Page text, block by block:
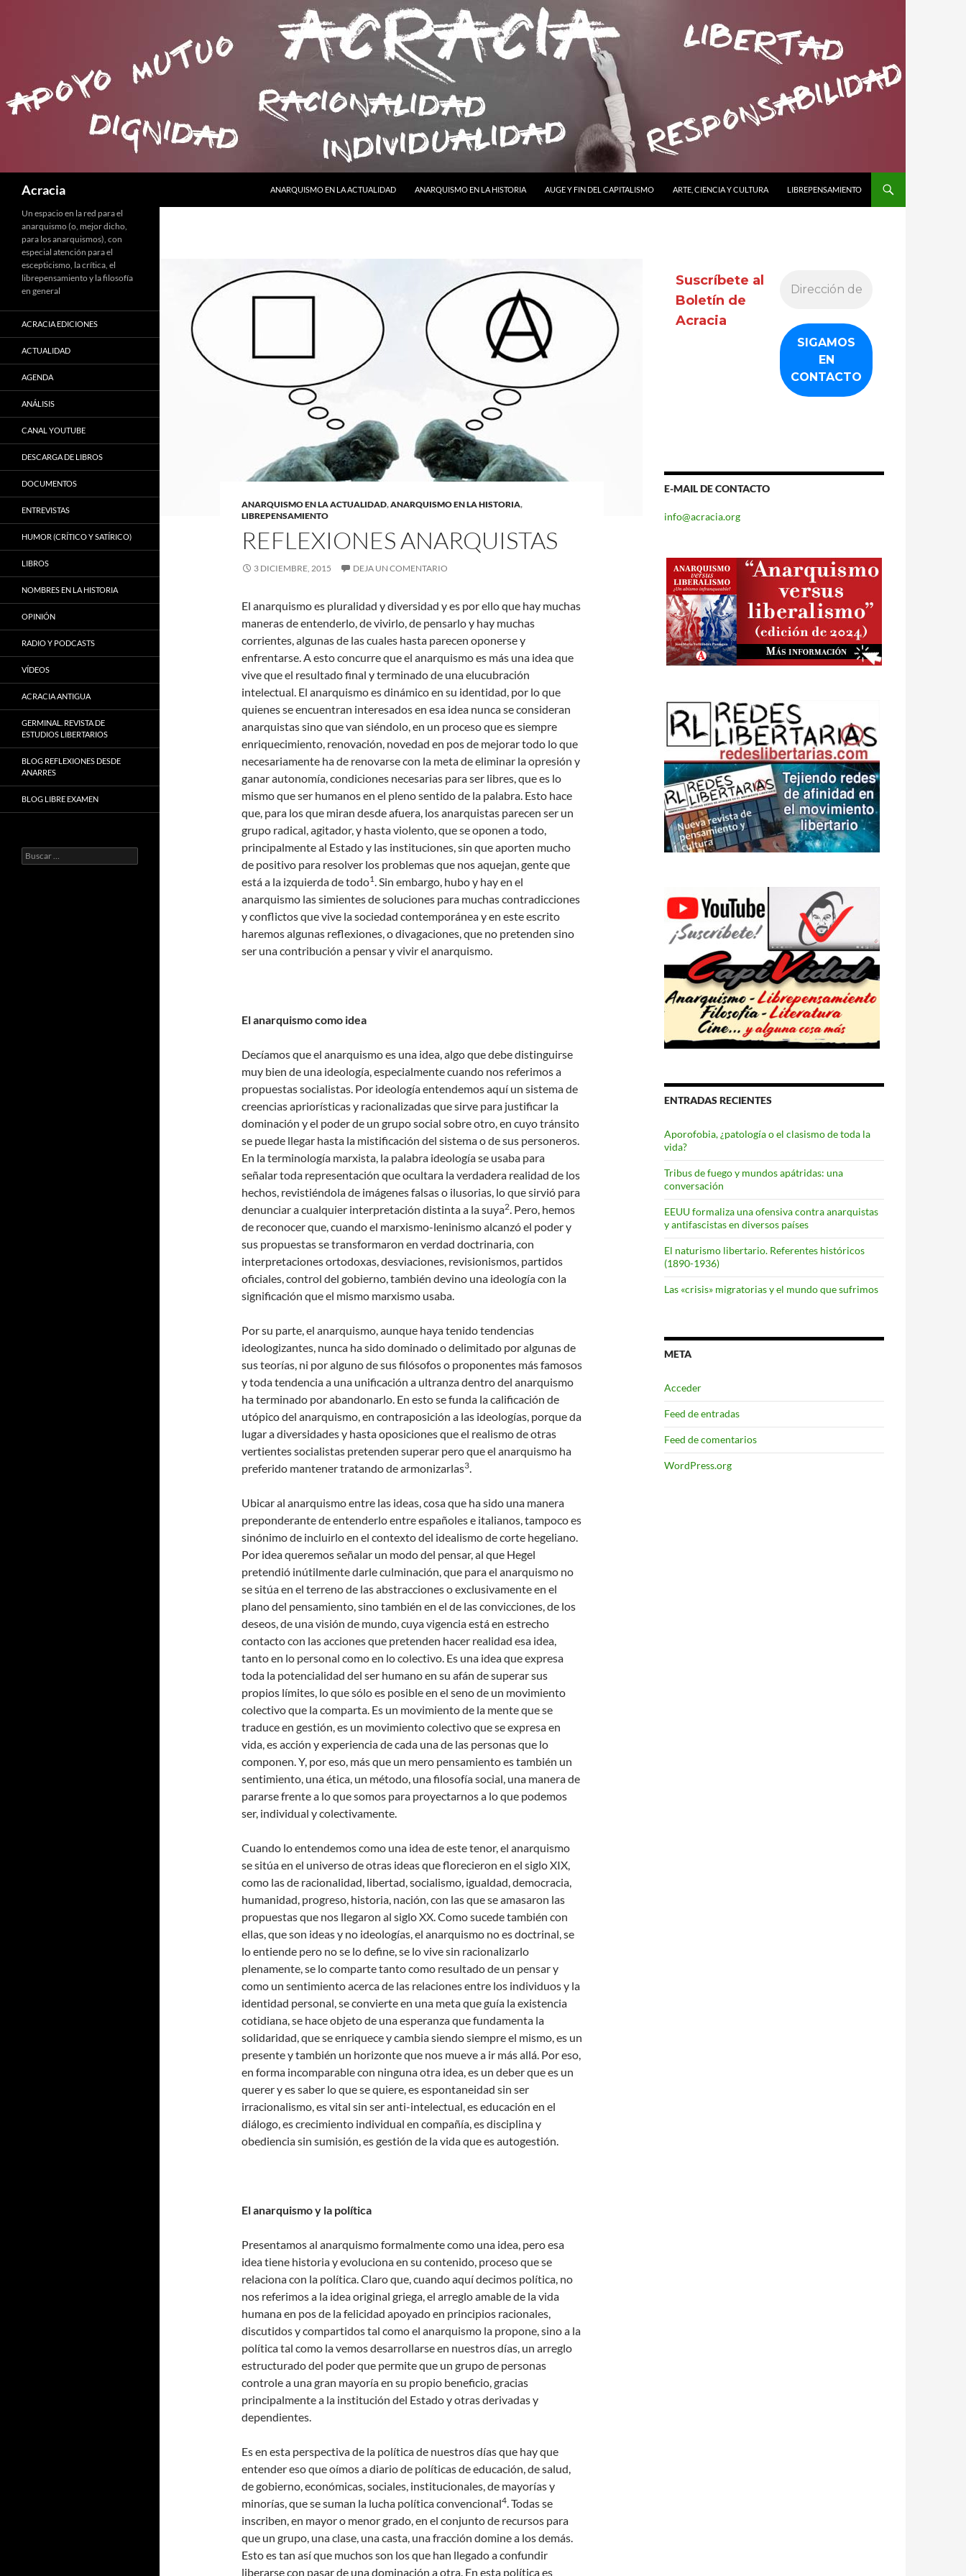
Acracia
ANARQUISMO EN LA ACTUALIDAD
ANARQUISMO EN LA HISTORIA AUGE Y FIN DEL CAPITALISMO ARTE, CIENCIA Y CULTURA LIBREPENSAMIENTO
ANARQUISMO EN LA ACTUALIDAD,ANARQUISMO EN LA HISTORIA,
LIBREPENSAMIENTO
REFLEXIONES ANARQUISTAS
3 DICIEMBRE, 2015 DEJA UN COMENTARIO
El anarquismo es pluralidad y diversidad y es por ello que hay muchas
maneras de entenderlo, de vivirlo, de pensarlo y hay muchas
corrientes, algunas de las cuales hasta parecen oponerse y
enfrentarse. A esto concurre que el anarquismo es más una idea que
vive que el resultado final y terminado de una elucubración
intelectual. El anarquismo es dinámico en su identidad, por lo que
quienes se encuentran interesados en esa idea nunca se consideran
anarquistas sino que van siéndolo, en un proceso que es siempre
enriquecimiento, renovación, novedad en pos de mejorar todo lo que
necesariamente ha de renovarse con la meta de eliminar la opresión y
ganar autonomía, condiciones necesarias para ser libres, que es lo
mismo que ser humanos en el pleno sentido de la palabra. Esto hace
que, para los que miran desde afuera, los anarquistas parecen ser un
grupo radical, agitador, y hasta violento, que se oponen a todo,
principalmente al Estado y las instituciones, sin que aporten mucho
de positivo para resolver los problemas que nos aquejan, gente que
está a la izquierda de todo1. Sin embargo, hubo y hay en el
anarquismo las simientes de soluciones para muchas contradicciones
y conflictos que vive la sociedad contemporánea y en este escrito
haremos algunas reflexiones, o divagaciones, que no pretenden sino
ser una contribución a pensar y vivir el anarquismo.
El anarquismo como idea
Decíamos que el anarquismo es una idea, algo que debe distinguirse
muy bien de una ideología, especialmente cuando nos referimos a
propuestas socialistas. Por ideología entendemos aquí un sistema de
creencias apriorísticas y racionalizadas que sirve para justificar la
dominación y el poder de un grupo social sobre otro, en cuyo tránsito
se puede llegar hasta la mistificación del sistema o de sus personeros.
En la terminología marxista, la palabra ideología se usaba para
señalar toda representación que ocultara la verdadera realidad de los
hechos, revistiéndola de imágenes falsas o ilusorias, lo que sirvió para
denunciar a cualquier interpretación distinta a la suya2. Pero, hemos
de reconocer que, cuando el marxismo-leninismo alcanzó el poder y
sus propuestas se transformaron en verdad doctrinaria, con
interpretaciones ortodoxas, desviaciones, revisionismos, partidos
oficiales, control del gobierno, también devino una ideología con la
significación que el mismo marxismo usaba.
Por su parte, el anarquismo, aunque haya tenido tendencias
ideologizantes, nunca ha sido dominado o delimitado por algunas de
sus teorías, ni por alguno de sus filósofos o proponentes más famosos
y toda tendencia a una unificación a ultranza dentro del anarquismo
ha terminado por abandonarlo. En esto se funda la calificación de
utópico del anarquismo, en contraposición a las ideologías, porque da
lugar a diversidades y hasta oposiciones que el realismo de otras
vertientes socialistas pretenden superar pero que el anarquismo ha
preferido mantener tratando de armonizarlas3.
Ubicar al anarquismo entre las ideas, cosa que ha sido una manera
preponderante de entenderlo entre españoles e italianos, tampoco es
sinónimo de incluirlo en el contexto del idealismo de corte hegeliano.
Por idea queremos señalar un modo del pensar, al que Hegel
pretendió inútilmente darle culminación, que para el anarquismo no
se sitúa en el terreno de las abstracciones o exclusivamente en el
plano del pensamiento, sino también en el de las convicciones, de los
deseos, de una visión de mundo, cuya vigencia está en estrecho
contacto con las acciones que pretenden hacer realidad esa idea,
tanto en lo personal como en lo colectivo. Es una idea que expresa
toda la potencialidad del ser humano en su afán de superar sus
propios límites, lo que sólo es posible en el seno de un movimiento
colectivo que la comparta. Es un movimiento de la mente que se
traduce en gestión, es un movimiento colectivo que se expresa en
vida, es acción y experiencia de cada una de las personas que lo
componen. Y, por eso, más que un mero pensamiento es también un
sentimiento, una ética, un método, una filosofía social, una manera de
pararse frente a lo que somos para proyectarnos a lo que podemos
ser, individual y colectivamente.
Cuando lo entendemos como una idea de este tenor, el anarquismo
se sitúa en el universo de otras ideas que florecieron en el siglo XIX,
como las de racionalidad, libertad, socialismo, igualdad, democracia,
humanidad, progreso, historia, nación, con las que se amasaron las
propuestas que nos llegaron al siglo XX. Como sucede también con
ellas, que son ideas y no ideologías, el anarquismo no es doctrinal, se
lo entiende pero no se lo define, se lo vive sin racionalizarlo
plenamente, se lo comparte tanto como resultado de un pensar y
como un sentimiento acerca de las relaciones entre los individuos y la
identidad personal, se convierte en una meta que guía la existencia
cotidiana, se hace objeto de una esperanza que fundamenta la
solidaridad, que se enriquece y cambia siendo siempre el mismo, es un
presente y también un horizonte que nos mueve a ir más allá. Por eso,
en forma incomparable con ninguna otra idea, es un deber que es un
querer y es saber lo que se quiere, es espontaneidad sin ser
irracionalismo, es vital sin ser anti-intelectual, es educación en el
diálogo, es crecimiento individual en compañía, es disciplina y
obediencia sin sumisión, es gestión de la vida que es autogestión.
El anarquismo y la política
Presentamos al anarquismo formalmente como una idea, pero esa
idea tiene historia y evoluciona en su contenido, proceso que se
relaciona con la política. Claro que, cuando aquí decimos política, no
nos referimos a la idea original griega, el arreglo amable de la vida
humana en pos de la felicidad apoyado en principios racionales,
discutidos y compartidos tal como el anarquismo la propone, sino a la
política tal como la vemos desarrollarse en nuestros días, un arreglo
estructurado del poder que permite que un grupo de personas
controle a una gran mayoría en su propio beneficio, gracias
principalmente a la institución del Estado y otras derivadas y
dependientes.
Es en esta perspectiva de la política de nuestros días que hay que
entender eso que oímos a diario de políticas de educación, de salud,
de gobierno, económicas, sociales, institucionales, de mayorías y
minorías, que se suman la lucha política convencional4. Todas se
inscriben, en mayor o menor grado, en el conjunto de recursos para
que un grupo, una clase, una casta, una fracción domine a los demás.
Esto es tan así que muchos son los que han llegado a confundir
liberarse con pasar de una dominación a otra. En esta política es
Suscríbete al
Boletín de
Acracia
E-MAIL DE CONTACTO
info@acracia.org
ENTRADAS RECIENTES
Aporofobia, ¿patología o el clasismo de toda la
vida?
Tribus de fuego y mundos apátridas: una
conversación
EEUU formaliza una ofensiva contra anarquistas
y antifascistas en diversos países
El naturismo libertario. Referentes históricos
(1890-1936)
Las «crisis» migratorias y el mundo que sufrimos
META
Acceder
Feed de entradas
Feed de comentarios
WordPress.org
Un espacio en la red para el
anarquismo (o, mejor dicho,
para los anarquismos), con
especial atención para el
escepticismo, la crítica, el
librepensamiento y la filosofía
en general
ACRACIA EDICIONES
ACTUALIDAD
AGENDA
ANÁLISIS
CANAL YOUTUBE
DESCARGA DE LIBROS
DOCUMENTOS
ENTREVISTAS
HUMOR (CRÍTICO Y SATÍRICO)
LIBROS
NOMBRES EN LA HISTORIA
OPINIÓN
RADIO Y PODCASTS
VÍDEOS
ACRACIA ANTIGUA
GERMINAL. REVISTA DE
ESTUDIOS LIBERTARIOS
BLOG REFLEXIONES DESDE
ANARRES
BLOG LIBRE EXAMEN
Buscar: